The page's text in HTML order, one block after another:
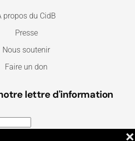
❌
propos du CidB
Presse
Nous soutenir
Faire un don
lettre d'information